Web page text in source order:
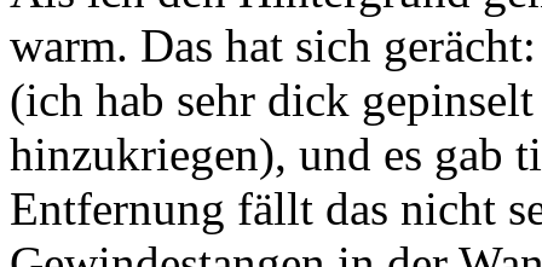
warm. Das hat sich
(ich hab sehr dick
hinzukriegen), und es gab
Entfernung fällt das nicht